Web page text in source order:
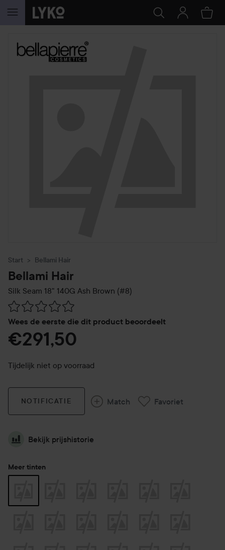
GA NAAR INHOUD
Start Bellami Hair
Bellami Hair
Silk Seam 18" 140G Ash Brown (#8)
Wees de eerste die dit product beoordeelt
Ga naar Reviews & reacties
€291,50
Tijdelijk niet op voorraad
NOTIFICATIE Match Favoriet
Bekijk prijshistorie
Meer tinten